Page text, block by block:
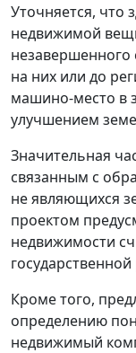
Уточняется, что
недвижимой
незавершенного
на них или до
машино-место в
улучшением
Значительная
связанным с
не являющихся
проектом
недвижимости
Кроме того,
определению
недвижимый